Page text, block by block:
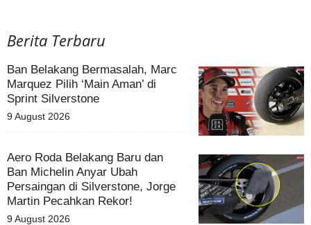
Berita Terbaru
Ban Belakang Bermasalah, Marc
Marquez Pilih ‘Main Aman’ di
Sprint Silverstone
9 August 2026
Aero Roda Belakang Baru dan
Ban Michelin Anyar Ubah
Persaingan di Silverstone, Jorge
Martin Pecahkan Rekor!
9 August 2026